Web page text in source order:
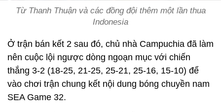
Từ Thanh Thuận và các đồng đội thêm một lần thua
Indonesia
Ở trận bán kết 2 sau đó, chủ nhà Campuchia đã làm
nên cuộc lội ngược dòng ngoạn mục với chiến
thắng 3-2 (18-25, 21-25, 25-21, 25-16, 15-10) để
vào chơi trận chung kết nội dung bóng chuyền nam
SEA Game 32.